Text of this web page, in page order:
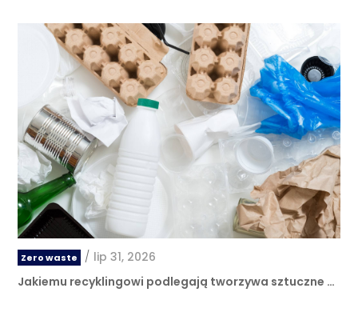
Zero waste / lip 31, 2026
Jakiemu recyklingowi podlegają tworzywa sztuczne …